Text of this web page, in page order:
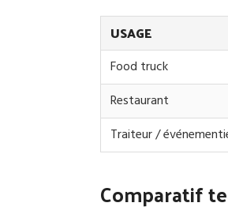
USAGE
Food truck
Restaurant
Traiteur /
Comparatif